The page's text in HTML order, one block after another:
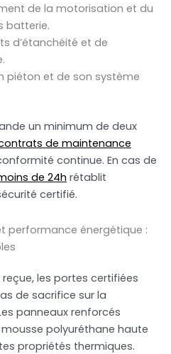
de la motorisation et du
batterie.
d’étanchéité et de
piéton et de son système
un minimum de deux
de maintenance
continue. En cas de
de 24h rétablit
certifié.
performance énergétique :
les portes certifiées
de sacrifice sur la
panneaux renforcés
polyuréthane haute
propriétés thermiques.